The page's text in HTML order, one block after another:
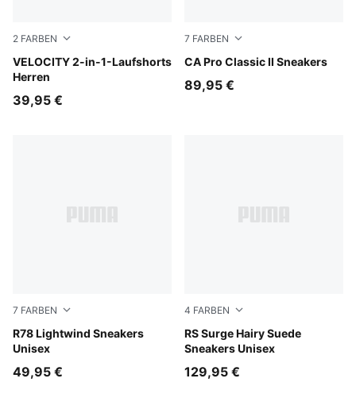
2 FARBEN
VELOCITY 2-in-1-Laufshorts
Herren
Puma Black
39,95 €
7 FARBEN
CA Pro Classic II Sneakers
PUMA White-Harbor Mist
89,95 €
7 FARBEN
R78 Lightwind Sneakers
Unisex
Créme De Mint-PUMA White-Alpine Snow
49,95 €
4 FARBEN
RS Surge Hairy Suede
Sneakers Unisex
Warm White-Vapor Gray
129,95 €